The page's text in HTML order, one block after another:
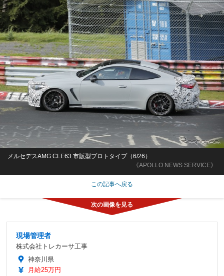
《APOLLO NEWS SERVICE》
メルセデスAMG CLE63 市販型プロトタイプ（6/26）
この記事へ戻る
現場管理者
株式会社トレカーサ工事
神奈川県
月給25万円